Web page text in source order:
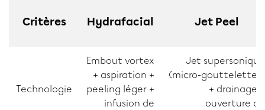
Critères Hydrafacial Jet Peel
Technologie
Embout vortex
+ aspiration +
peeling léger +
infusion de
Jet supersonique
(micro‑gouttelettes)
+ drainage +
ouverture de